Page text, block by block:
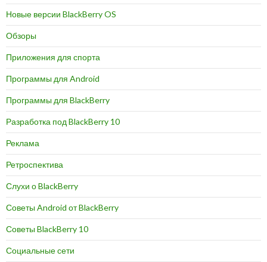
Новые версии BlackBerry OS
Обзоры
Приложения для спорта
Программы для Android
Программы для BlackBerry
Разработка под BlackBerry 10
Реклама
Ретроспектива
Слухи о BlackBerry
Советы Android от BlackBerry
Советы BlackBerry 10
Социальные сети